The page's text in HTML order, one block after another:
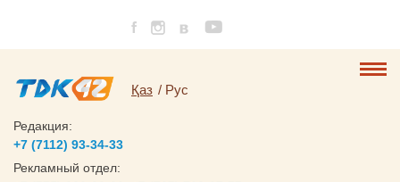
Қаз Рус
Редакция:
+7 (7112) 93-34-33
Рекламный отдел: